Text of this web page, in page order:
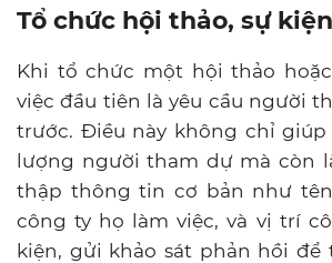
Tổ chức hội thảo, sự
Khi tổ chức một hội thảo
việc đầu tiên là yêu cầu người
trước. Điều này không chỉ giúp
lượng người tham dự mà còn
thập thông tin cơ bản như
công ty họ làm việc, và vị trí
kiện, gửi khảo sát phản hồi để